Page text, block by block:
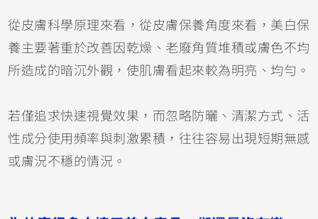
從皮膚科學原理來看，從皮膚保養角度來看，美白保
養主要著重於改善因乾燥、老廢角質堆積或膚色不均
所造成的暗沉外觀，使肌膚看起來較為明亮、均勻。
若僅追求快速視覺效果，而忽略防曬、清潔方式、活
性成分使用頻率與刺激累積，往往容易出現短期無感
或膚況不穩的情況。